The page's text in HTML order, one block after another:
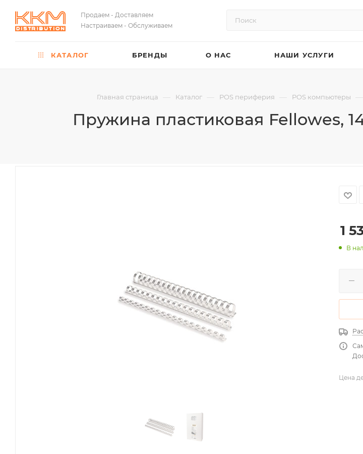
Продаем - Доставляем
Настраиваем - Обслуживаем
КАТАЛОГ БРЕНДЫ О НАС НАШИ УСЛУГИ
Главная страница — Каталог — POS периферия — POS компьютеры —
Пружина пластиковая Fellowes,
1
В
Цена